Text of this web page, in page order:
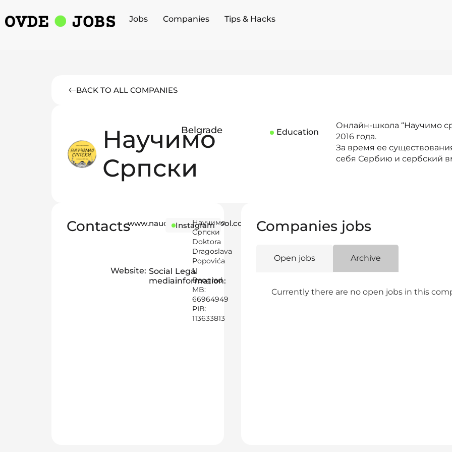
Jobs Companies Tips & Hacks
BACK TO ALL COMPANIES
Научимо
Српски
Belgrade Education
Онлайн-школа “Научимо
2016 года.
За время ее
себя Сербию и сербский
Contacts
Website:
www.naucimosrpskischool.com
Social
media:
Instagram
Legal
information:
Научимо
Српски
Doktora
Dragoslava
Popovića
1,
Beograd
MB:
66964949
PIB:
113633813
Companies jobs
Open jobs Archive
Currently there are no open jobs in this